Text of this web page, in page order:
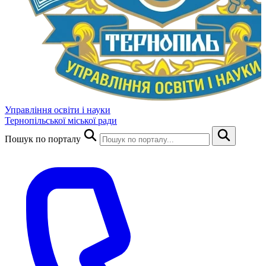
Управління освіти і науки
Тернопільської міської ради
Пошук по порталу